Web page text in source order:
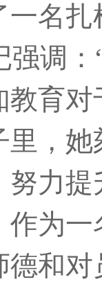
一名
强调
育
里，
努力
作为
德和